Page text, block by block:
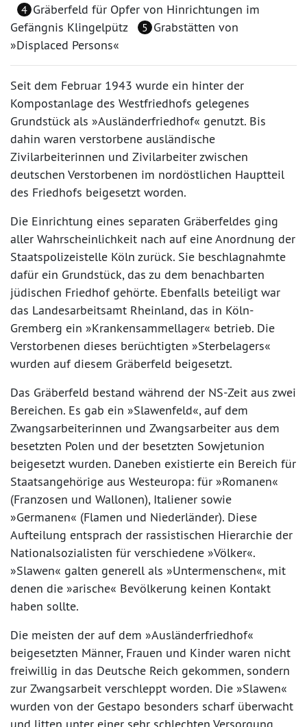
4 Gräberfeld für Opfer von Hinrichtungen im
Gefängnis Klingelpütz
5 Grabstätten von
»Displaced Persons«
Seit dem Februar 1943 wurde ein hinter der
Kompostanlage des Westfriedhofs gelegenes
Grundstück als »Ausländerfriedhof« genutzt. Bis
dahin waren verstorbene ausländische
Zivilarbeiterinnen und Zivilarbeiter zwischen
deutschen Verstorbenen im nordöstlichen Hauptteil
des Friedhofs beigesetzt worden.
Die Einrichtung eines separaten Gräberfeldes ging
aller Wahrscheinlichkeit nach auf eine Anordnung der
Staatspolizeistelle Köln zurück. Sie beschlagnahmte
dafür ein Grundstück, das zu dem benachbarten
jüdischen Friedhof gehörte. Ebenfalls beteiligt war
das Landesarbeitsamt Rheinland, das in Köln-
Gremberg ein »Krankensammellager« betrieb. Die
Verstorbenen dieses berüchtigten »Sterbelagers«
wurden auf diesem Gräberfeld beigesetzt.
Das Gräberfeld bestand während der NS-Zeit aus zwei
Bereichen. Es gab ein »Slawenfeld«, auf dem
Zwangsarbeiterinnen und Zwangsarbeiter aus dem
besetzten Polen und der besetzten Sowjetunion
beigesetzt wurden. Daneben existierte ein Bereich für
Staatsangehörige aus Westeuropa: für »Romanen«
(Franzosen und Wallonen), Italiener sowie
»Germanen« (Flamen und Niederländer). Diese
Aufteilung entsprach der rassistischen Hierarchie der
Nationalsozialisten für verschiedene »Völker«.
»Slawen« galten generell als »Untermenschen«, mit
denen die »arische« Bevölkerung keinen Kontakt
haben sollte.
Die meisten der auf dem »Ausländerfriedhof«
beigesetzten Männer, Frauen und Kinder waren nicht
freiwillig in das Deutsche Reich gekommen, sondern
zur Zwangsarbeit verschleppt worden. Die »Slawen«
wurden von der Gestapo besonders scharf überwacht